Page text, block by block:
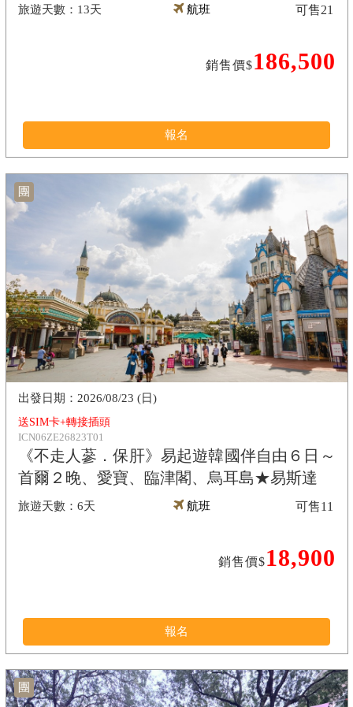
13天 航班
銷售價$186,500
可售21
報名
團
送SIM卡+轉接插頭
ICN06ZE26823T01
《不走人蔘．保肝》易起遊韓國伴自由６日～
首爾２晚、愛寶、臨津閣、烏耳島★易斯達
6天
2026/08/23 (日)
航班
銷售價$18,900
可售11
報名
團